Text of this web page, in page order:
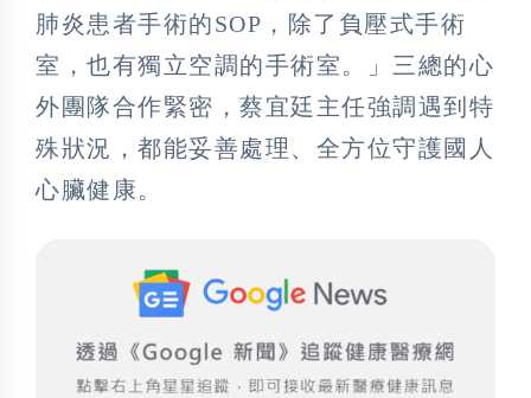
肺炎患者手術的SOP，除了負壓式手術
室，也有獨立空調的手術室。」三總的心
外團隊合作緊密，蔡宜廷主任強調遇到特
殊狀況，都能妥善處理、全方位守護國人
心臟健康。